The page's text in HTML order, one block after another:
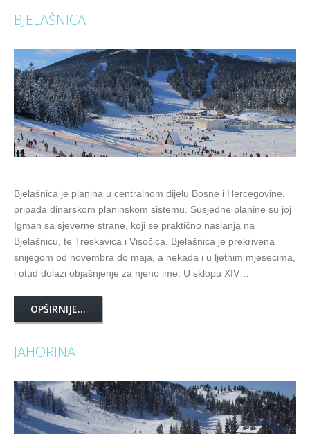
BJELAŠNICA
Bjelašnica je planina u centralnom dijelu Bosne i Hercegovine,
pripada dinarskom planinskom sistemu. Susjedne planine su joj
Igman sa sjeverne strane, koji se praktično naslanja na
Bjelašnicu, te Treskavica i Visočica. Bjelašnica je prekrivena
snijegom od novembra do maja, a nekada i u ljetnim mjesecima,
i otud dolazi objašnjenje za njeno ime. U sklopu XIV…
OPŠIRNIJE...
JAHORINA